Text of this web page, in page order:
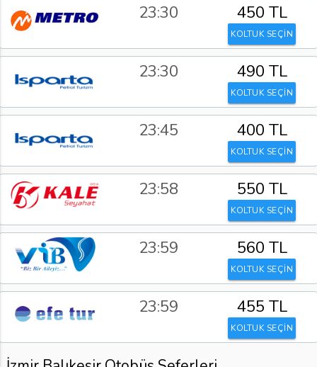
23:30 450 TL
KOLTUK SEÇİN
23:30 490 TL
KOLTUK SEÇİN
23:45 400 TL
KOLTUK SEÇİN
23:58 550 TL
KOLTUK SEÇİN
23:59 560 TL
KOLTUK SEÇİN
23:59 455 TL
KOLTUK SEÇİN